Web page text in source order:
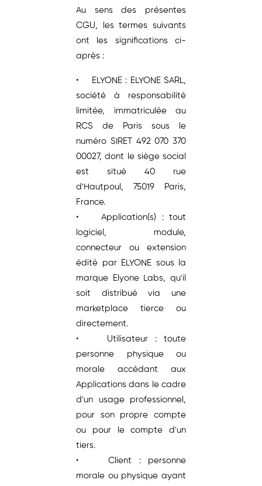
Au sens des présentes
CGU, les termes suivants
ont les significations ci-
après :
• ELYONE : ELYONE SARL,
société à responsabilité
limitée, immatriculée au
RCS de Paris sous le
numéro SIRET 492 070 370
00027, dont le siège social
est situé 40 rue
d'Hautpoul, 75019 Paris,
France.
• Application(s) : tout
logiciel, module,
connecteur ou extension
édité par ELYONE sous la
marque Elyone Labs, qu'il
soit distribué via une
marketplace tierce ou
directement.
• Utilisateur : toute
personne physique ou
morale accédant aux
Applications dans le cadre
d'un usage professionnel,
pour son propre compte
ou pour le compte d'un
tiers.
• Client : personne
morale ou physique ayant